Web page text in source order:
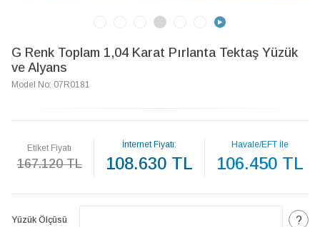
G Renk Toplam 1,04 Karat Pırlanta Tektaş Yüzük
ve Alyans
Model No: 07R0181
Etiket Fiyatı
167.120 TL
İnternet Fiyatı:
108.630 TL
Havale/EFT İle
106.450 TL
Yüzük Ölçüsü ?